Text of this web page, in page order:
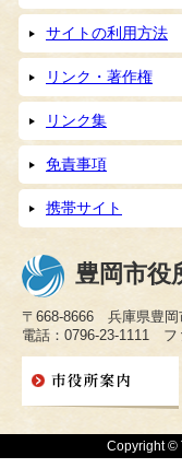
サイトの利用方法
リンク・著作権
リンク集
免責事項
携帯サイト
豊岡市役
〒668-8666 兵庫県豊岡
電話：0796-23-1111 フ
Copyright ©